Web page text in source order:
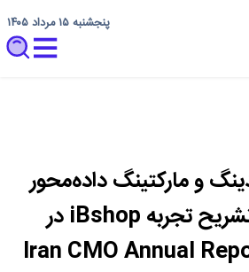
پنجشنبه ۱۵ مرداد ۱۴۰۵
و مارکتینگ داده‌محور
در دوران جنگ؛ تشریح تجربه iBshop در